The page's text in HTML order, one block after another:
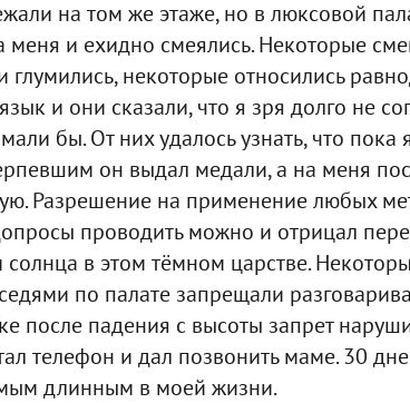
на том же этаже, но в люксовой
меня и ехидно смеялись. Некоторые
глумились, некоторые относились
и они сказали, что я зря долго не
бы. От них удалось узнать, что
он выдал медали, а на меня
Разрешение на применение любых
проводить можно и отрицал
солнца в этом тёмном царстве.
по палате запрещали
после падения с высоты запрет
телефон и дал позвонить маме. 30
длинным в моей жизни.